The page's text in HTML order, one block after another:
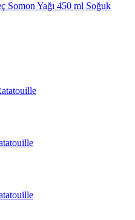
Somon Yağı 450 ml Soğuk